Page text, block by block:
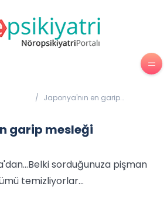
/ Japonya'nın en garip
garip mesleği
sorduğunuza pişman
temizliyorlar...